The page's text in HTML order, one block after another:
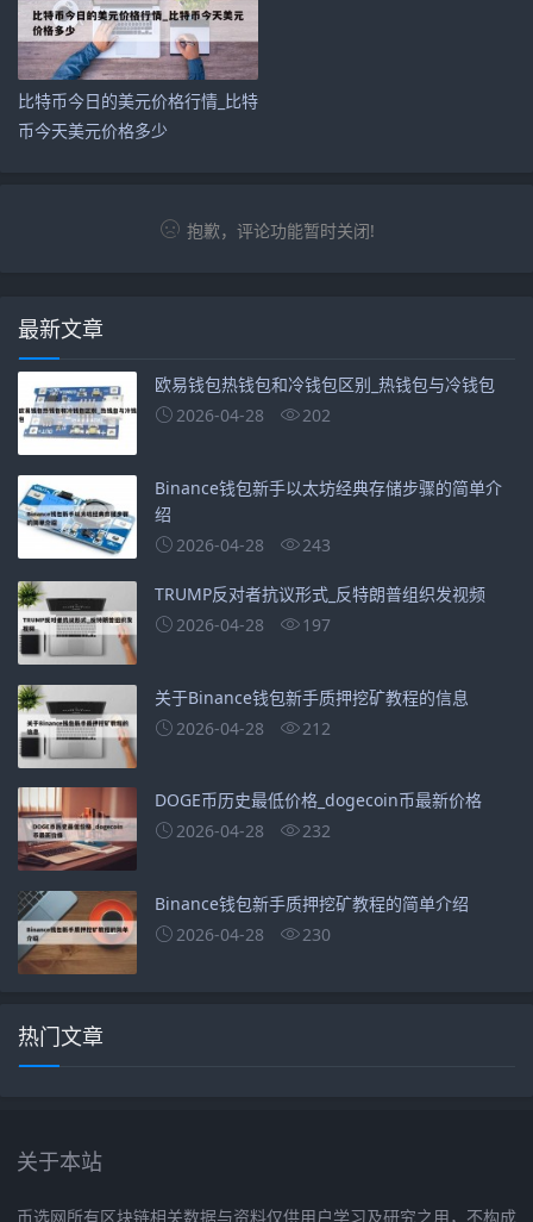
比特币今日的美元价格行情_比特
币今天美元价格多少
抱歉，评论功能暂时关闭!
最新文章
欧易钱包热钱包和冷钱包区别_热钱包与冷钱包
2026-04-28
202
Binance钱包新手以太坊经典存储步骤的简单介
绍
2026-04-28
243
TRUMP反对者抗议形式_反特朗普组织发视频
2026-04-28
197
关于Binance钱包新手质押挖矿教程的信息
2026-04-28
212
DOGE币历史最低价格_dogecoin币最新价格
2026-04-28
232
Binance钱包新手质押挖矿教程的简单介绍
2026-04-28
230
热门文章
关于本站
币选网所有区块链相关数据与资料仅供用户学习及研究之用，不构成